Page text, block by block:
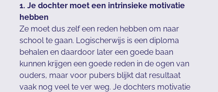
1. Je dochter moet een intrinsieke motivatie
hebben
Ze moet dus zelf een reden hebben om naar
school te gaan. Logischerwijs is een diploma
behalen en daardoor later een goede baan
kunnen krijgen een goede reden in de ogen van
ouders, maar voor pubers blijkt dat resultaat
vaak nog veel te ver weg. Je dochters motivatie